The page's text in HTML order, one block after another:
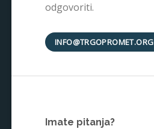
odgovoriti.
INFO@TRGOPROMET.ORG
Imate pitanja?